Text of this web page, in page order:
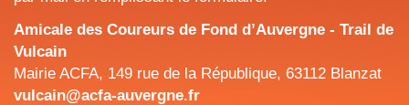
Amicale des Coureurs de Fond d’Auvergne - Trail de
Vulcain
Mairie ACFA, 149 rue de la République, 63112 Blanzat
vulcain@acfa-auvergne.fr